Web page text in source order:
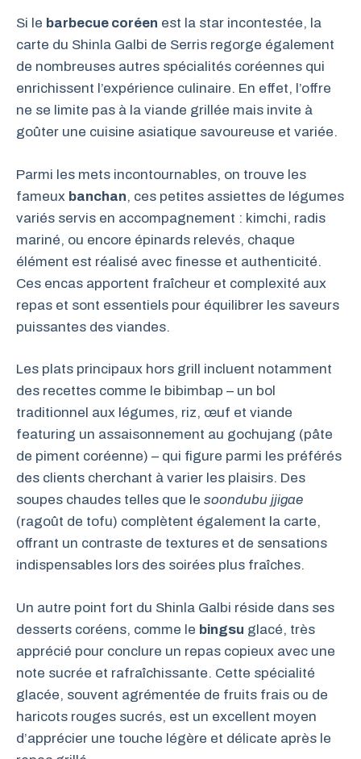
Si le barbecue coréen est la star incontestée, la
carte du Shinla Galbi de Serris regorge également
de nombreuses autres spécialités coréennes qui
enrichissent l’expérience culinaire. En effet, l’offre
ne se limite pas à la viande grillée mais invite à
goûter une cuisine asiatique savoureuse et variée.
Parmi les mets incontournables, on trouve les
fameux banchan, ces petites assiettes de légumes
variés servis en accompagnement : kimchi, radis
mariné, ou encore épinards relevés, chaque
élément est réalisé avec finesse et authenticité.
Ces encas apportent fraîcheur et complexité aux
repas et sont essentiels pour équilibrer les saveurs
puissantes des viandes.
Les plats principaux hors grill incluent notamment
des recettes comme le bibimbap – un bol
traditionnel aux légumes, riz, œuf et viande
featuring un assaisonnement au gochujang (pâte
de piment coréenne) – qui figure parmi les préférés
des clients cherchant à varier les plaisirs. Des
soupes chaudes telles que le soondubu jjigae
(ragoût de tofu) complètent également la carte,
offrant un contraste de textures et de sensations
indispensables lors des soirées plus fraîches.
Un autre point fort du Shinla Galbi réside dans ses
desserts coréens, comme le bingsu glacé, très
apprécié pour conclure un repas copieux avec une
note sucrée et rafraîchissante. Cette spécialité
glacée, souvent agrémentée de fruits frais ou de
haricots rouges sucrés, est un excellent moyen
d’apprécier une touche légère et délicate après le